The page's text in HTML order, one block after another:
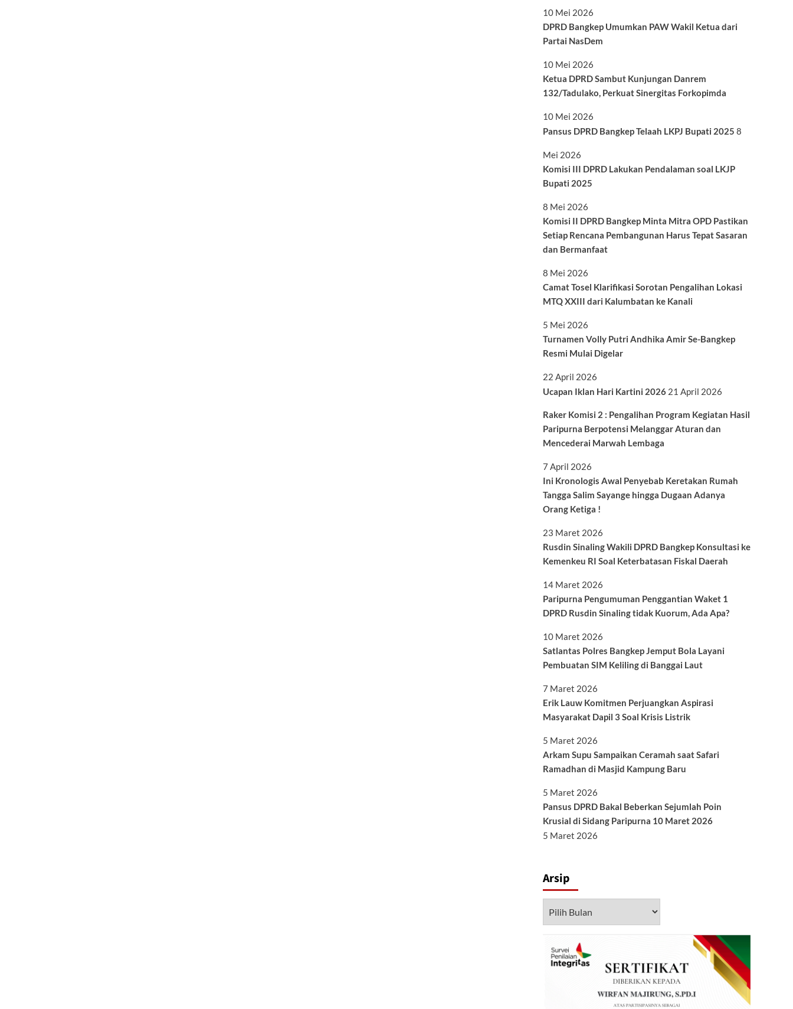
10 Mei 2026
DPRD Bangkep Umumkan PAW Wakil Ketua dari
Partai NasDem
10 Mei 2026
Ketua DPRD Sambut Kunjungan Danrem
132/Tadulako, Perkuat Sinergitas Forkopimda
10 Mei 2026
Pansus DPRD Bangkep Telaah LKPJ Bupati 2025 8
Mei 2026
Komisi III DPRD Lakukan Pendalaman soal LKJP
Bupati 2025
8 Mei 2026
Komisi II DPRD Bangkep Minta Mitra OPD Pastikan
Setiap Rencana Pembangunan Harus Tepat Sasaran
dan Bermanfaat
8 Mei 2026
Camat Tosel Klarifikasi Sorotan Pengalihan Lokasi
MTQ XXIII dari Kalumbatan ke Kanali
5 Mei 2026
Turnamen Volly Putri Andhika Amir Se-Bangkep
Resmi Mulai Digelar
22 April 2026
Ucapan Iklan Hari Kartini 2026 21 April 2026
Raker Komisi 2 : Pengalihan Program Kegiatan Hasil
Paripurna Berpotensi Melanggar Aturan dan
Mencederai Marwah Lembaga
7 April 2026
Ini Kronologis Awal Penyebab Keretakan Rumah
Tangga Salim Sayange hingga Dugaan Adanya
Orang Ketiga !
23 Maret 2026
Rusdin Sinaling Wakili DPRD Bangkep Konsultasi ke
Kemenkeu RI Soal Keterbatasan Fiskal Daerah
14 Maret 2026
Paripurna Pengumuman Penggantian Waket 1
DPRD Rusdin Sinaling tidak Kuorum, Ada Apa?
10 Maret 2026
Satlantas Polres Bangkep Jemput Bola Layani
Pembuatan SIM Keliling di Banggai Laut
7 Maret 2026
Erik Lauw Komitmen Perjuangkan Aspirasi
Masyarakat Dapil 3 Soal Krisis Listrik
5 Maret 2026
Arkam Supu Sampaikan Ceramah saat Safari
Ramadhan di Masjid Kampung Baru
5 Maret 2026
Pansus DPRD Bakal Beberkan Sejumlah Poin
Krusial di Sidang Paripurna 10 Maret 2026
5 Maret 2026
Arsip